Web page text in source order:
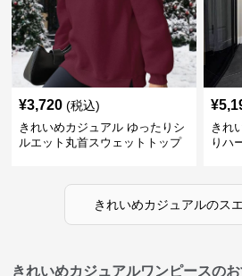
¥3,720 (税込)
きれいめカジュアル ゆったりシ
ルエット丸首スウェットトップ
¥
きれ
りハ
きれいめカジュアルのス
きれいめカジュアルワンピースの